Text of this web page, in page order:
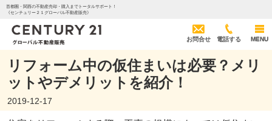
首都圏・関西の不動産売却・購入までトータルサポート！
《センチュリー２１グローバル不動産販売》
お問合せ 電話する MENU
リフォーム中の仮住まいは必要？メリ
ットやデメリットを紹介！
2019-12-17